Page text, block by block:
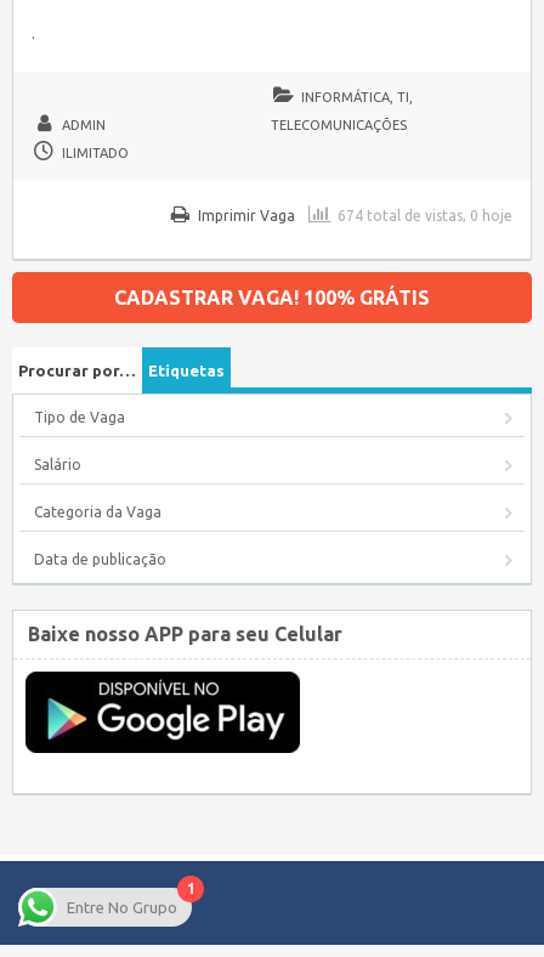
.
ADMIN
INFORMÁTICA, TI,
TELECOMUNICAÇÕES
ILIMITADO
674 total de vistas, 0 hoje
Imprimir Vaga
CADASTRAR VAGA! 100% GRÁTIS
Procurar por… Etiquetas
Tipo de Vaga
Salário
Categoria da Vaga
Data de publicação
Baixe nosso APP para seu Celular
1
Entre No Grupo